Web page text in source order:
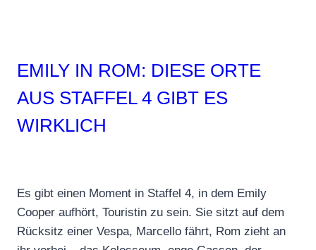
EMILY IN ROM: DIESE ORTE
AUS STAFFEL 4 GIBT ES
WIRKLICH
Es gibt einen Moment in Staffel 4, in dem Emily
Cooper aufhört, Touristin zu sein. Sie sitzt auf dem
Rücksitz einer Vespa, Marcello fährt, Rom zieht an